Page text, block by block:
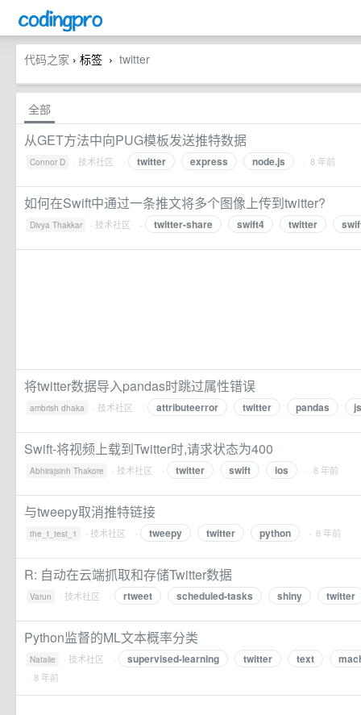
代码之家 › 标签 › twitter
全部
从GET方法中向PUG模板发送推特数据
Connor D · 技术社区 · twitter express node.js · 8 年前
如何在Swift中通过一条推文将多个图像上传到twitter?
Divya Thakkar · 技术社区 · twitter-share swift4 twitter
将twitter数据导入pandas时跳过属性错误
ambrish dhaka · 技术社区 · attributeerror twitter pandas
Swift-将视频上载到Twitter时,请求状态为400
Abhirajsinh Thakore · 技术社区 · twitter swift ios · 8 年前
与tweepy取消推特链接
the_t_test_1 · 技术社区 · tweepy twitter python · 8 年前
R: 自动在云端抓取和存储Twitter数据
Varun · 技术社区 · rtweet scheduled-tasks shiny twitter
Python监督的ML文本概率分类
Natalie · 技术社区 · supervised-learning twitter text
· 8 年前